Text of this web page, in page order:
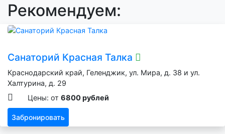
Рекомендуем:
Санаторий Красная Талка
Краснодарский край, Геленджик, ул. Мира, д. 38 и ул.
Халтурина, д. 29
Цены: от 6800 рублей
Забронировать